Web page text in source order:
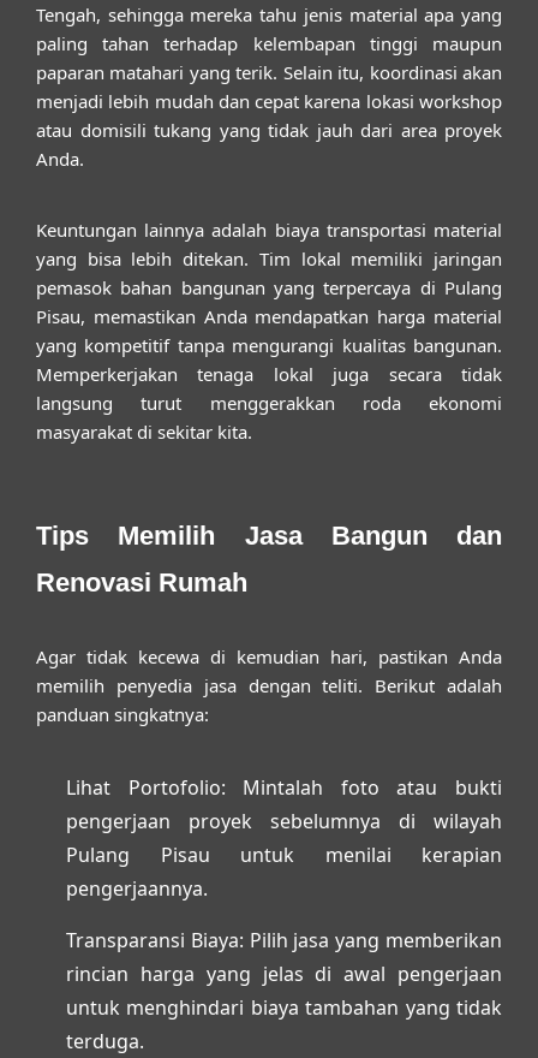
Tengah, sehingga mereka tahu jenis material apa yang
paling tahan terhadap kelembapan tinggi maupun
paparan matahari yang terik. Selain itu, koordinasi akan
menjadi lebih mudah dan cepat karena lokasi workshop
atau domisili tukang yang tidak jauh dari area proyek
Anda.
Keuntungan lainnya adalah biaya transportasi material
yang bisa lebih ditekan. Tim lokal memiliki jaringan
pemasok bahan bangunan yang terpercaya di Pulang
Pisau, memastikan Anda mendapatkan harga material
yang kompetitif tanpa mengurangi kualitas bangunan.
Memperkerjakan tenaga lokal juga secara tidak
langsung turut menggerakkan roda ekonomi
masyarakat di sekitar kita.
Tips Memilih Jasa Bangun dan
Renovasi Rumah
Agar tidak kecewa di kemudian hari, pastikan Anda
memilih penyedia jasa dengan teliti. Berikut adalah
panduan singkatnya:
Lihat Portofolio: Mintalah foto atau bukti
pengerjaan proyek sebelumnya di wilayah
Pulang Pisau untuk menilai kerapian
pengerjaannya.
Transparansi Biaya: Pilih jasa yang memberikan
rincian harga yang jelas di awal pengerjaan
untuk menghindari biaya tambahan yang tidak
terduga.